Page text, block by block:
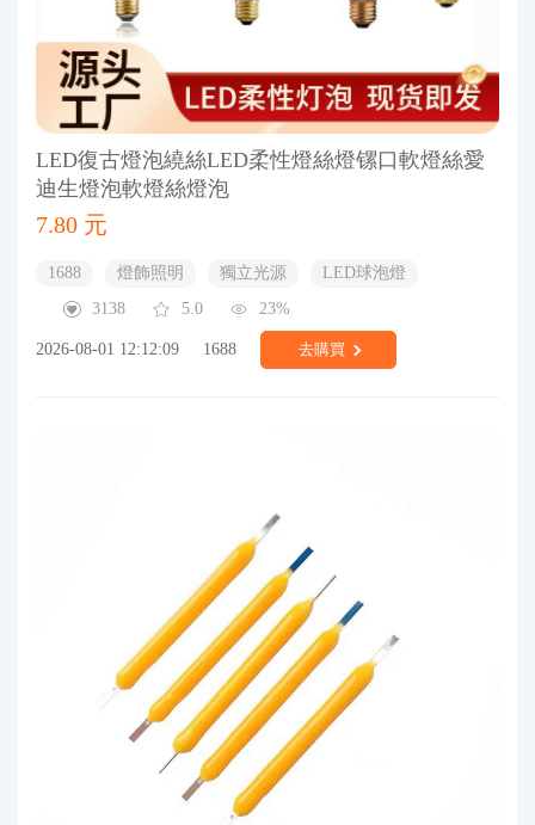
LED復古燈泡繞絲LED柔性燈絲燈镙口軟燈絲愛
迪生燈泡軟燈絲燈泡
7.80 元
1688 燈飾照明 獨立光源
LED球泡燈
3138
5.0 23%
2026-08-01 12:12:09 1688 去購買